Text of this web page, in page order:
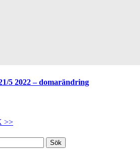
5 2022 – domarändring
>>